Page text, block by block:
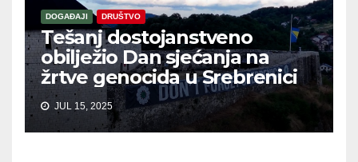
DOGAĐAJI DRUŠTVO
Tešanj dostojanstveno
obilježio Dan sjećanja na
žrtve genocida u Srebrenici
JUL 15, 2025